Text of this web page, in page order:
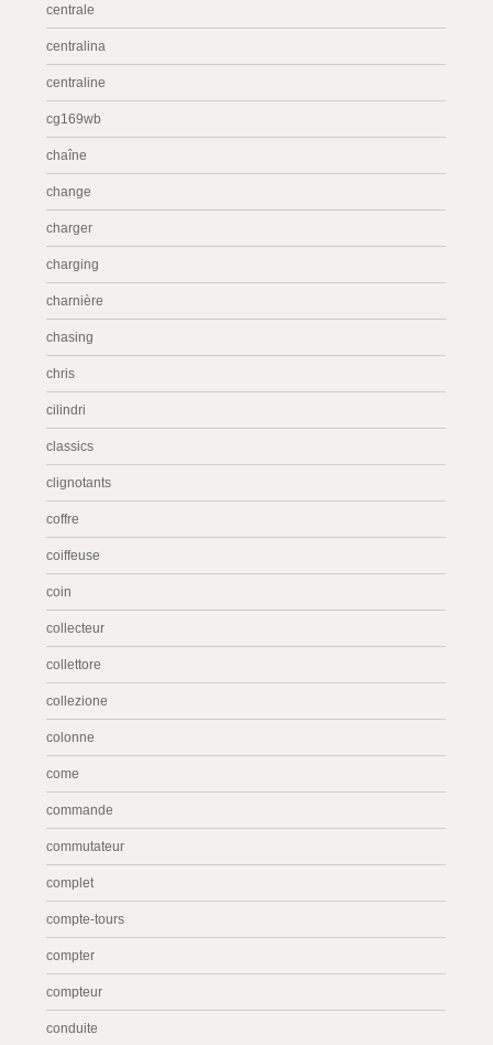
centrale
centralina
centraline
cg169wb
chaîne
change
charger
charging
charnière
chasing
chris
cilindri
classics
clignotants
coffre
coiffeuse
coin
collecteur
collettore
collezione
colonne
come
commande
commutateur
complet
compte-tours
compter
compteur
conduite